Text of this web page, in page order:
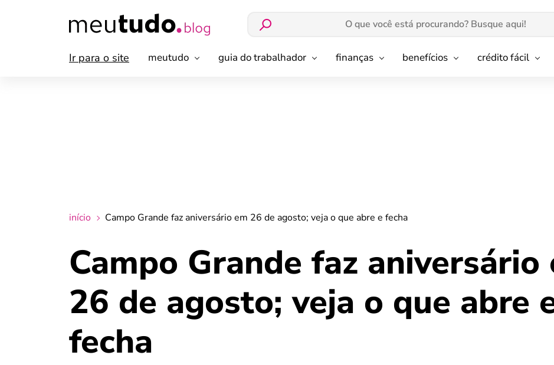
Ir para o site meutudo guia do trabalhador finanças benefícios crédito fácil
início Campo Grande faz aniversário em 26 de agosto; veja o que abre e fecha
Campo Grande faz aniversário
26 de agosto; veja o que abre
fecha